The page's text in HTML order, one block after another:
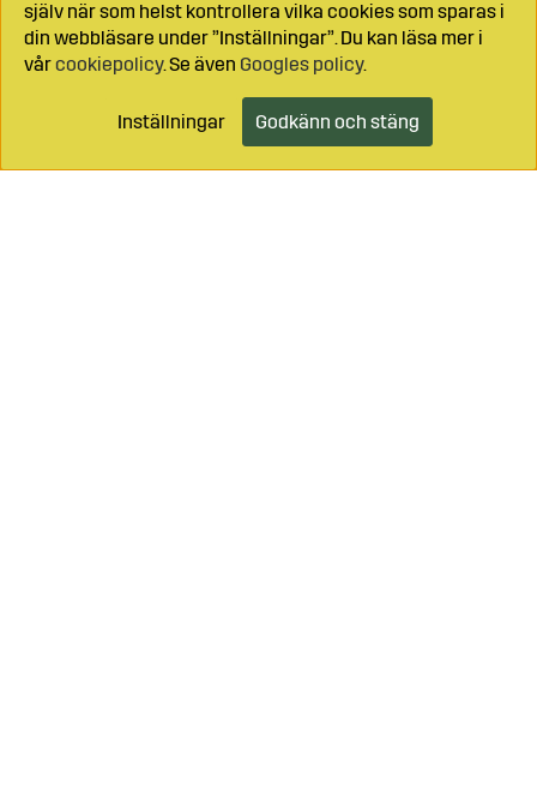
Lägg i kundvagnen
själv när som helst kontrollera vilka cookies som sparas i
din webbläsare under ”Inställningar”. Du kan läsa mer i
vårcookiepolicy. Se även Googles policy.
Inställningar Godkänn och stäng